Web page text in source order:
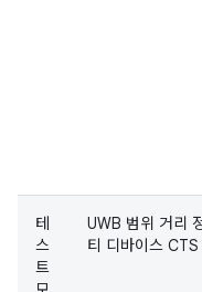
테
스
트
UWB 범위 거리
티 디바이스